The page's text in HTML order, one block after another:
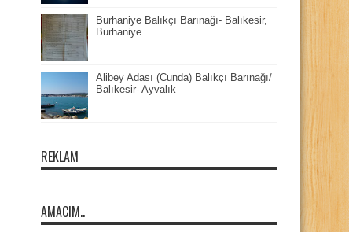
Burhaniye Balıkçı Barınağı- Balıkesir,
Burhaniye
Alibey Adası (Cunda) Balıkçı Barınağı/
Balıkesir- Ayvalık
REKLAM
AMACIM..